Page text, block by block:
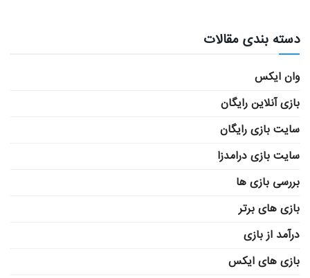
دسته بندی مقالات
وان ایکس
بازی آنلاین رایگان
سایت بازی رایگان
سایت بازی درامدزا
بررسی بازی ها
بازی های برتر
درآمد از بازی
بازی های ایکس